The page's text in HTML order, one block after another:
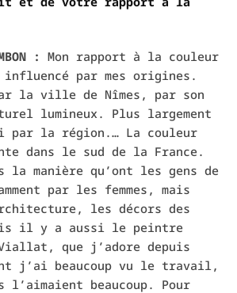
: Mon rapport à la couleur
par mes origines.
la ville de Nîmes, par son
lumineux. Plus largement
par la région.… La couleur
dans le sud de la France.
la manière qu’ont les gens de
par les femmes, mais
les décors des
il y a aussi le peintre
que j’adore depuis
j’ai beaucoup vu le travail,
l’aimaient beaucoup. Pour